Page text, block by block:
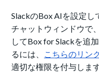
SlackのBox AIを設定し
チャットウィンドウで
してBox for Slackを追
るには、
こちらのリン
適切な権限を付与します